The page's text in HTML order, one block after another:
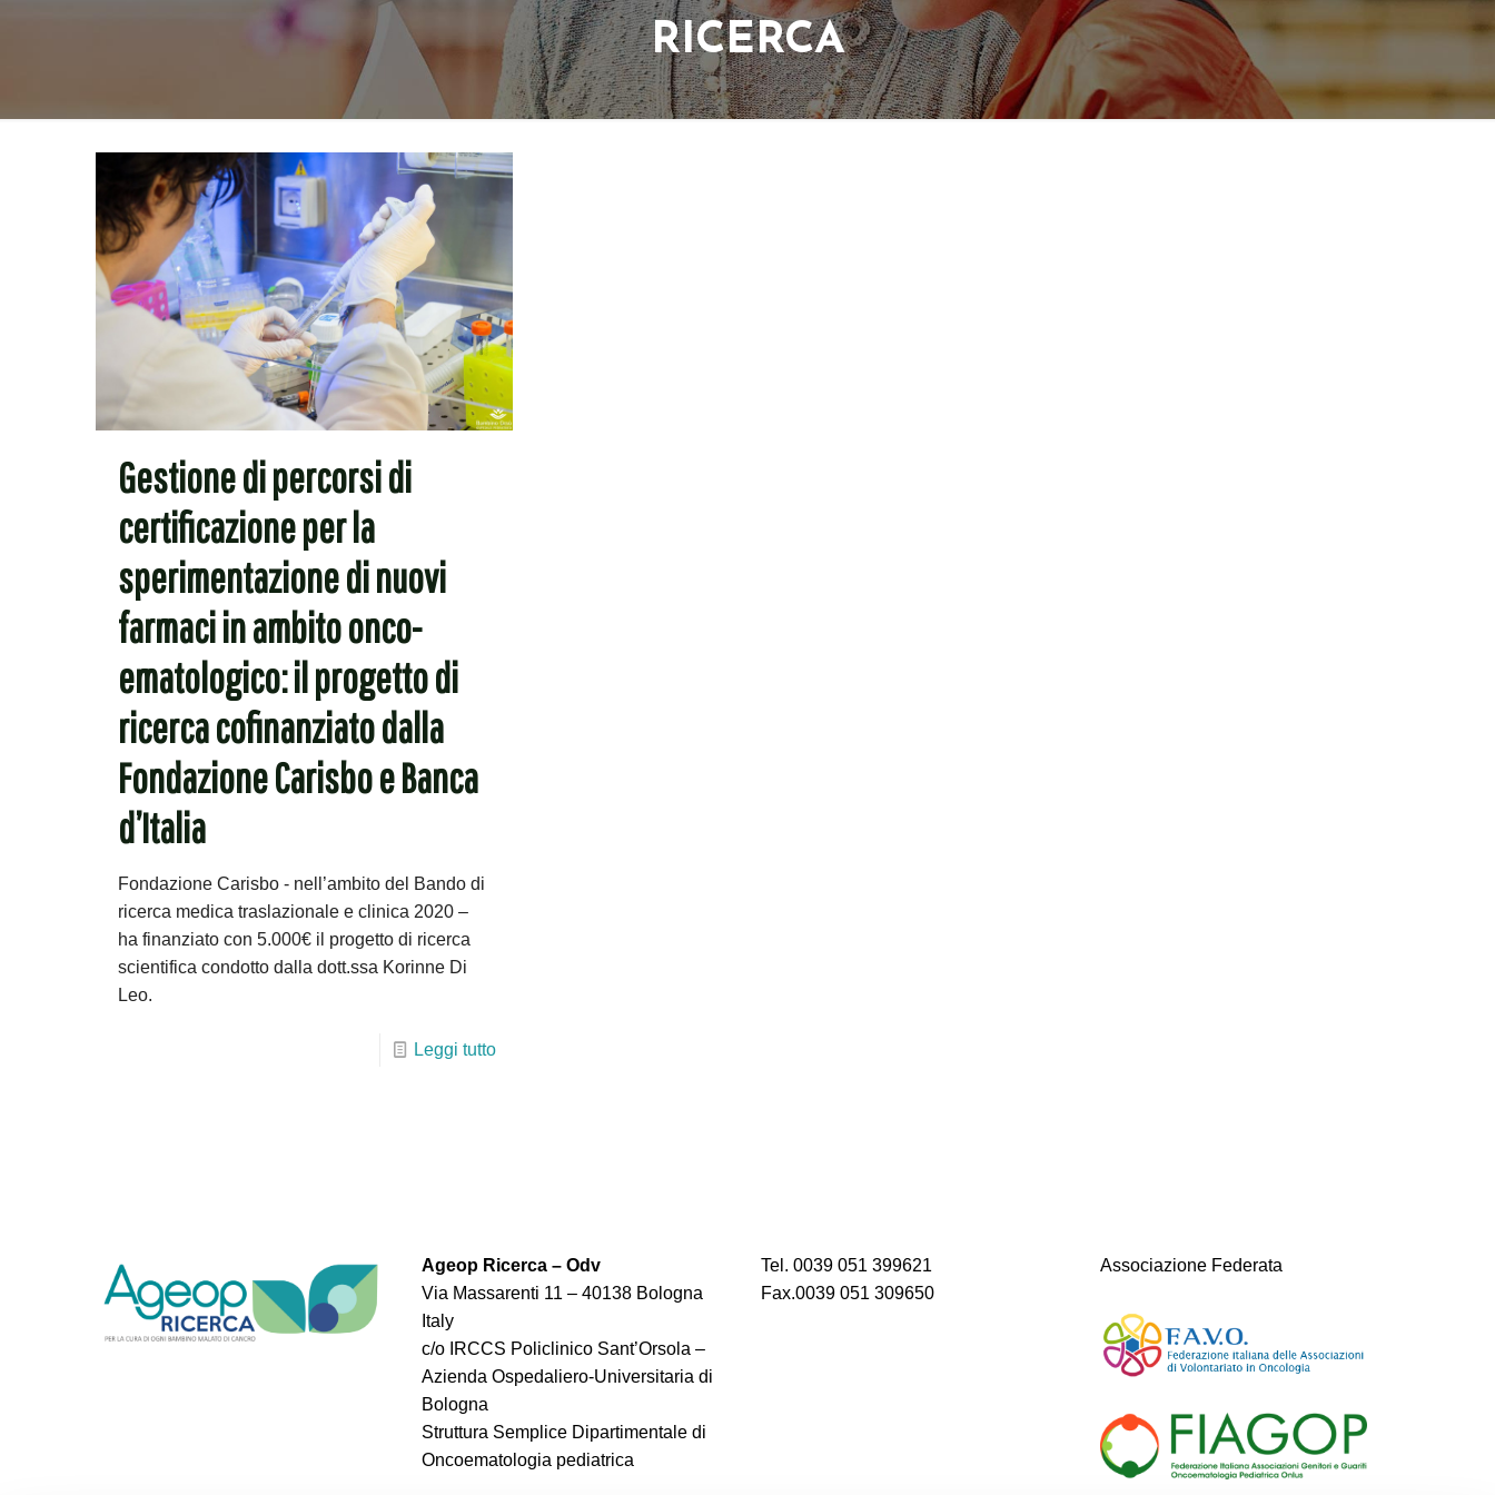
RICERCA
Gestione di percorsi di
certificazione per la
sperimentazione di nuovi
farmaci in ambito onco-
ematologico: il progetto di
ricerca cofinanziato dalla
Fondazione Carisbo e Banca
d’Italia
Fondazione Carisbo - nell’ambito del Bando di
ricerca medica traslazionale e clinica 2020 –
ha finanziato con 5.000€ il progetto di ricerca
scientifica condotto dalla dott.ssa Korinne Di
Leo.
Leggi tutto
Ageop Ricerca – Odv
Via Massarenti 11 – 40138 Bologna
Italy
c/o IRCCS Policlinico Sant’Orsola –
Azienda Ospedaliero-Universitaria di
Bologna
Struttura Semplice Dipartimentale di
Oncoematologia pediatrica
Tel. 0039 051 399621
Fax.0039 051 309650
Associazione Federata